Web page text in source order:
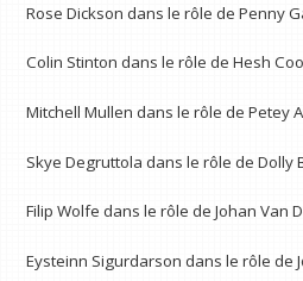
Rose Dickson dans le rôle de Penny
Colin Stinton dans le rôle de Hesh
Mitchell Mullen dans le rôle de Petey
Skye Degruttola dans le rôle de Dolly
Filip Wolfe dans le rôle de Johan Van
Eysteinn Sigurdarson dans le rôle de